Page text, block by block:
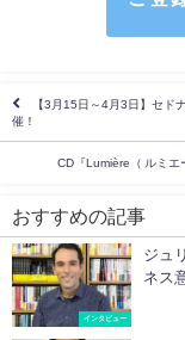
【3月15日～4月3日】セド
催！
CD『Lumière（ ルミエ
おすすめの記事
インタビュー
ジュ
ネス